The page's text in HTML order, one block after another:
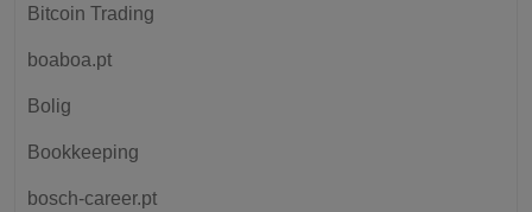
Bitcoin Trading
boaboa.pt
Bolig
Bookkeeping
bosch-career.pt